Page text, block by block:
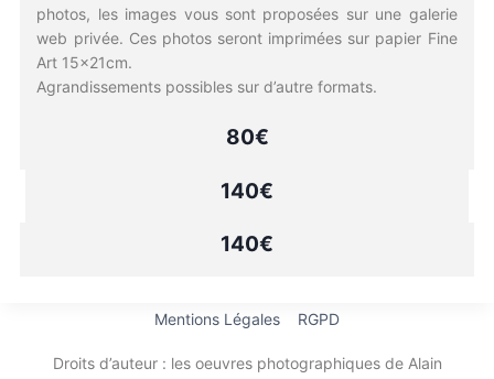
photos, les images vous sont proposées sur une galerie
web privée. Ces photos seront imprimées sur papier Fine
Art 15x21cm.
Agrandissements possibles sur d’autre formats.
80€
140€
140€
Mentions Légales RGPD
Droits d’auteur : les oeuvres photographiques de Alain